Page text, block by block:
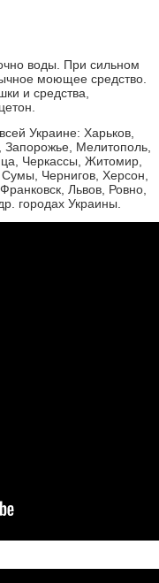
воды. При сильном
моющее средство.
и средства,
Украине: Харьков,
Мелитополь,
Черкассы, Житомир,
Чернигов, Херсон,
Львов, Ровно,
городах Украины.